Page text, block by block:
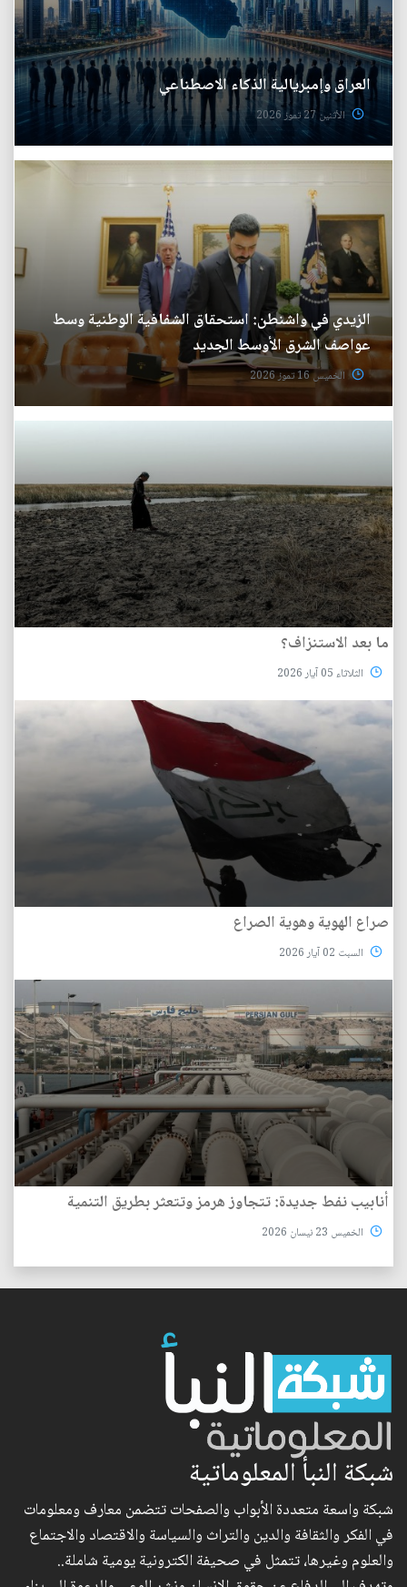
العراق وإمبريالية الذكاء الاصطناعي
الأثنين 27 تموز 2026
الزيدي في واشنطن: استحقاق الشفافية الوطنية وسط
عواصف الشرق الأوسط الجديد
الخميس 16 تموز 2026
ما بعد الاستنزاف؟
الثلاثاء 05 آيار 2026
صراع الهوية وهوية الصراع
السبت 02 آيار 2026
أنابيب نفط جديدة: تتجاوز هرمز وتتعثر بطريق التنمية
الخميس 23 نيسان 2026
شبكة النبأ المعلوماتية
شبكة واسعة متعددة الأبواب والصفحات تتضمن معارف ومعلومات
في الفكر والثقافة والدين والتراث والسياسة والاقتصاد والاجتماع
والعلوم وغيرها، تتمثل في صحيفة الكترونية يومية شاملة..